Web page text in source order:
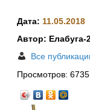
Дата: 11.05.2018
Автор: Елабуга-
Все
Просмотров: 6735